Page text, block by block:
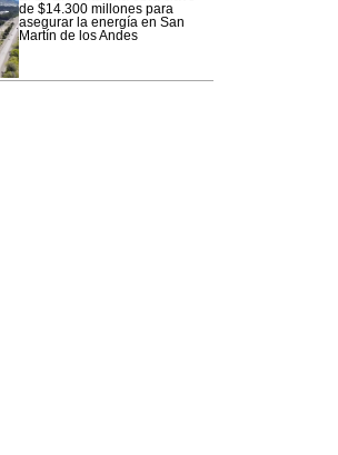
de $14.300 millones para
asegurar la energía en San
Martín de los Andes